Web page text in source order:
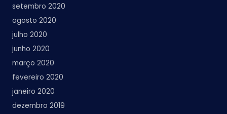
setembro 2020
agosto 2020
julho 2020
junho 2020
março 2020
fevereiro 2020
janeiro 2020
dezembro 2019